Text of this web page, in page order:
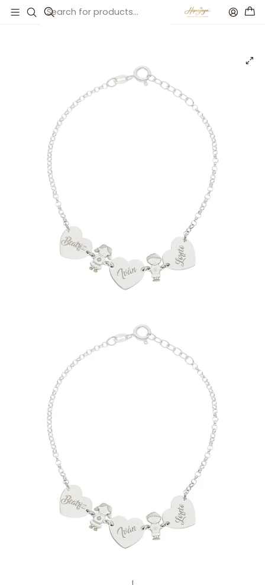
Inicio Catálogo Pulsera personalizada de nombres plata